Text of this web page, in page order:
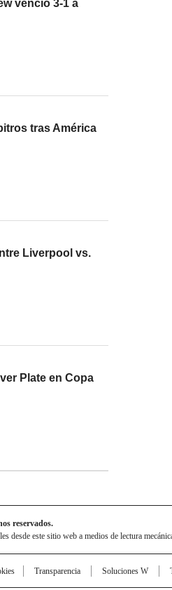
venció 3-1 a
tras América
Liverpool vs.
Plate en Copa
reservados.
este sitio web a medios de lectura
Transparencia Soluciones W